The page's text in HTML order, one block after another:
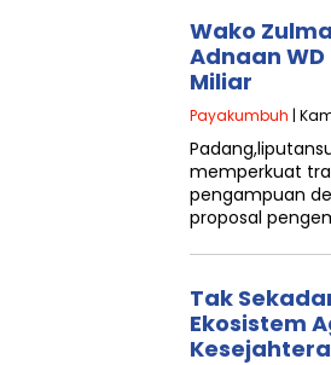
Wako
Adnaan
Miliar
Payakumbuh |
memperkuat
pengampuan
proposal
Tak
Ekosistem